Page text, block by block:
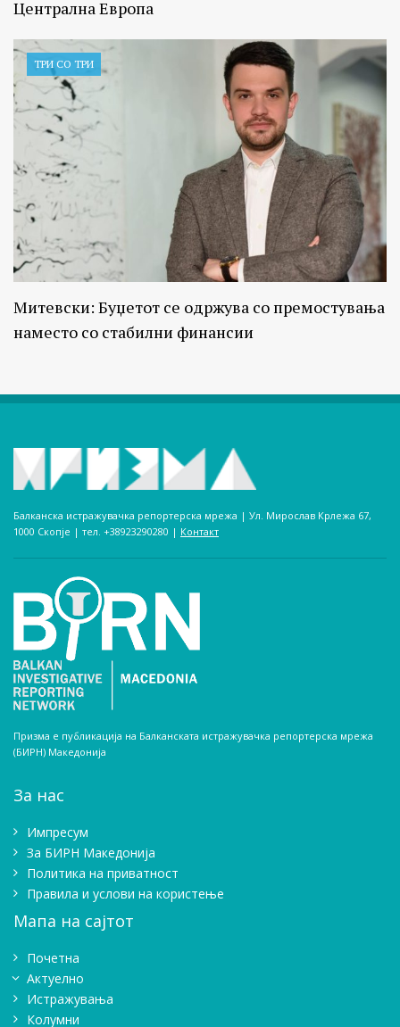
Централна Европа
ТРИ СО ТРИ
Митевски: Буџетот се одржува со премостувања
наместо со стабилни финансии
Балканска истражувачка репортерска мрежа | Ул. Мирослав Крлежа 67,
1000 Скопје | тел. +38923290280­ | Контакт
Призма е публикација на Балканската истражувачка репортерска мрежа
(БИРН) Македонија
За нас
Импресум
Зa БИРН Македонија
Политика на приватност
Правила и услови на користење
Мапа на сајтот
Почетна
Актуелно
Истражувањa
Колумни